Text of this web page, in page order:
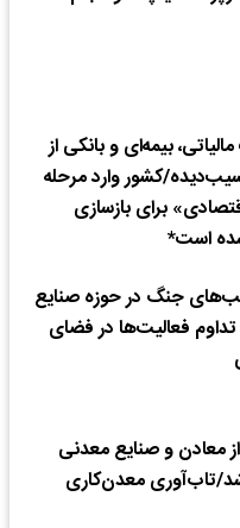
بیمه‌ای و بانکی از
کشور وارد مرحله
برای بازسازی
است*
جنگ در حوزه صنایع
فعالیت‌ها در فضای
معادن و صنایع معدنی
تاب‌آوری معدن‌کاری